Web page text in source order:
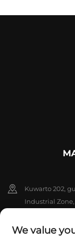
Kuwarto 202,
Industrial
+86-
We value